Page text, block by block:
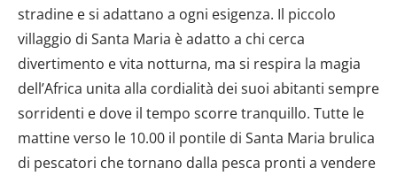
stradine e si adattano a ogni esigenza. Il piccolo
villaggio di Santa Maria è adatto a chi cerca
divertimento e vita notturna, ma si respira la magia
dell’Africa unita alla cordialità dei suoi abitanti sempre
sorridenti e dove il tempo scorre tranquillo. Tutte le
mattine verso le 10.00 il pontile di Santa Maria brulica
di pescatori che tornano dalla pesca pronti a vendere